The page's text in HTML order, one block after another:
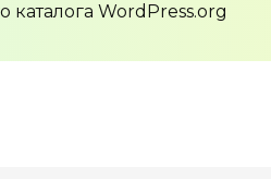
WordPress.org